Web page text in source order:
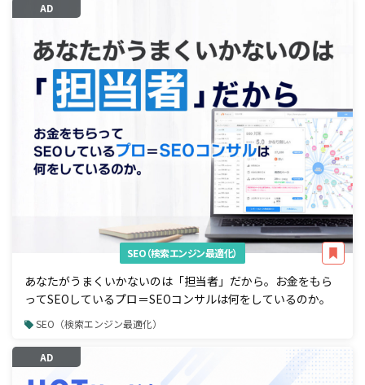
AD
SEO（検索エンジン最適化）
あなたがうまくいかないのは「担当者」だから。お金をもら
ってSEOしているプロ＝SEOコンサルは何をしているのか。
SEO（検索エンジン最適化）
AD